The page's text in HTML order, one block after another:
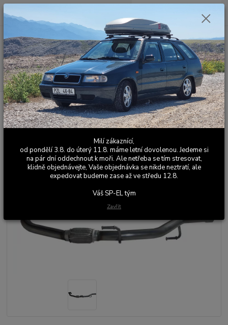
Menu
Hledat
Po - Pá 9:00 - 17:00
0,00 Kč
Úvod Výfuky Sériové výfuky Škoda Fabia 1
Fabia 1.4 16V
ŠKODA FABIA 1.4 16V - OPRAVNÝ PRVNÍ DÍL
ŠKODA FABIA 1.4 16V -
OPRAVNÝ PRVNÍ DÍL
Milí zákaznící,
od pondělí 3.8. do úterý 11.8. máme letní dovolenou. Jedeme si
na pár dní oddechnout k moři. Ale netřeba se tím stresovat,
klidně objednávejte, Vaše objednávka se nikde neztratí, ale
expedovat budeme zase až ve středu 12.8.
Váš SP-EL tým
Zavřít